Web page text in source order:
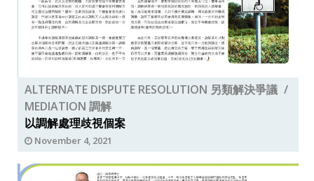
ALTERNATE DISPUTE RESOLUTION 另類解決爭議
MEDIATION 調解
以調解處理歧視個案
November 4, 2021